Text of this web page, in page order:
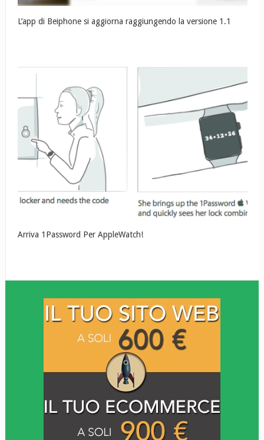
L’app di Beiphone si aggiorna raggiungendo la versione 1.1
Arriva 1Password Per AppleWatch!